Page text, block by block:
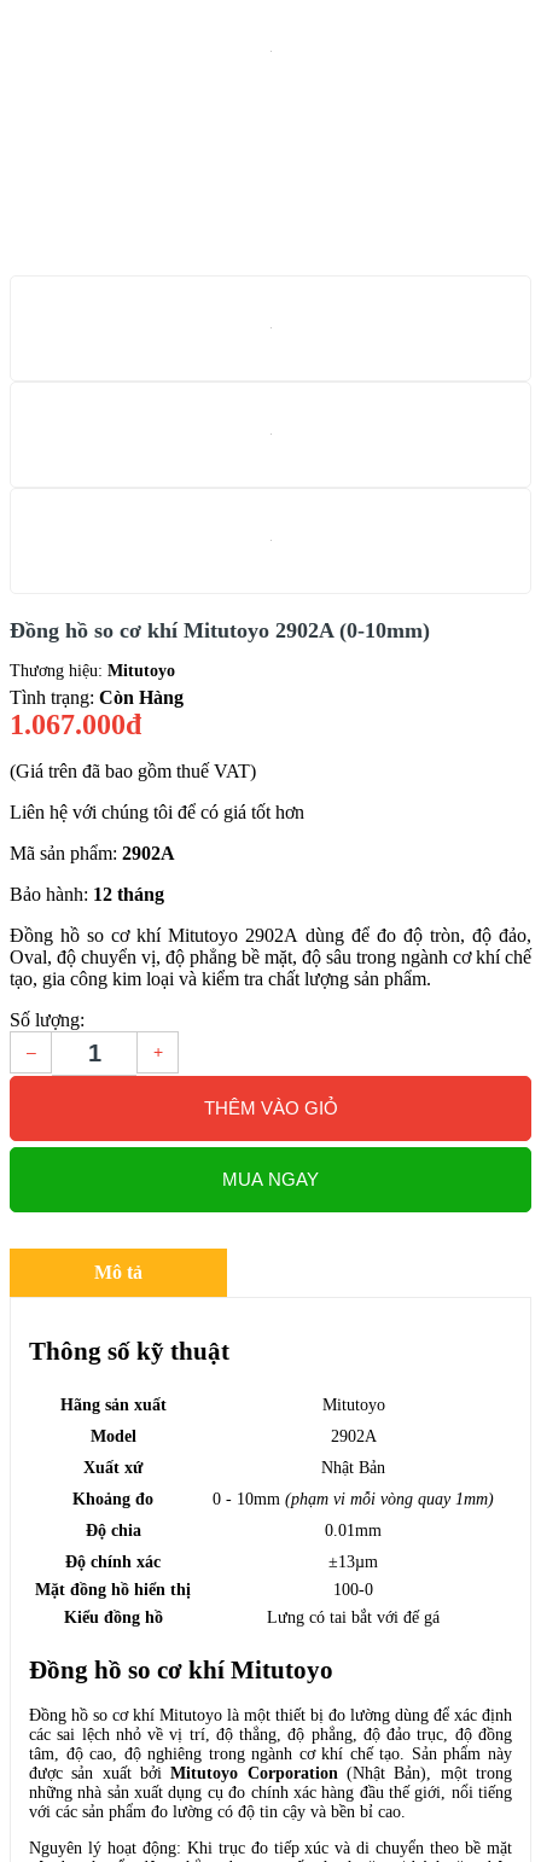
Đồng hồ so cơ khí Mitutoyo 2902A (0-10mm)
Thương hiệu: Mitutoyo
Tình trạng: Còn Hàng
1.067.000đ
(Giá trên đã bao gồm thuế VAT)
Liên hệ với chúng tôi để có giá tốt hơn
Mã sản phẩm: 2902A
Bảo hành: 12 tháng
Đồng hồ so cơ khí Mitutoyo 2902A dùng để đo độ tròn, độ đảo,
Oval, độ chuyển vị, độ phẳng bề mặt, độ sâu trong ngành cơ khí chế
tạo, gia công kim loại và kiểm tra chất lượng sản phẩm.
Số lượng:
– +
THÊM VÀO GIỎ
MUA NGAY
Mô tả
Thông số kỹ thuật
Hãng sản xuất
Mitutoyo
Model
2902A
Xuất xứ
Nhật Bản
Khoảng đo
0 - 10mm (phạm vi mỗi vòng quay 1mm)
Độ chia
0.01mm
Độ chính xác
±13µm
Mặt đồng hồ hiển thị
100-0
Kiểu đồng hồ
Lưng có tai bắt với đế gá
Đồng hồ so cơ khí Mitutoyo
Đồng hồ so cơ khí Mitutoyo là một thiết bị đo lường dùng để xác định
các sai lệch nhỏ về vị trí, độ thẳng, độ phẳng, độ đảo trục, độ đồng
tâm, độ cao, độ nghiêng trong ngành cơ khí chế tạo. Sản phẩm này
được sản xuất bởiMitutoyo Corporation(Nhật Bản), một trong
những nhà sản xuất dụng cụ đo chính xác hàng đầu thế giới, nổi tiếng
với các sản phẩm đo lường có độ tin cậy và bền bỉ cao.
Nguyên lý hoạt động: Khi trục đo tiếp xúc và di chuyển theo bề mặt